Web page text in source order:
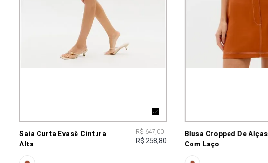
Saia Curta Evasê Cintura
Alta
R$ 647,00
R$ 258,80
Blusa Cropped De Alças
Com Laço